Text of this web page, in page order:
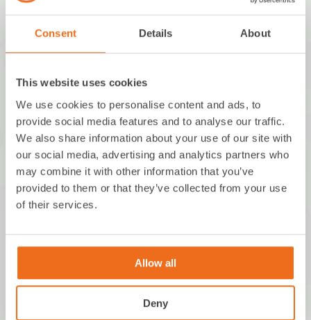
Consent Details About
This website uses cookies
We use cookies to personalise content and ads, to
provide social media features and to analyse our traffic.
We also share information about your use of our site with
our social media, advertising and analytics partners who
may combine it with other information that you’ve
provided to them or that they’ve collected from your use
of their services.
Allow all
Deny
MBM innovations GmbH
Walchstraße 5
86157 Augsburg
Deutschland
+49 821 650517-0